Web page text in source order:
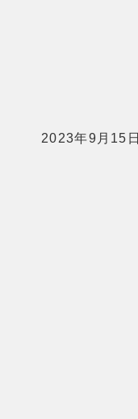
2023年9月15日